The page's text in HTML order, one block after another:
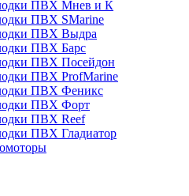
ПВХ Мнев и К
ПВХ SMarine
ПВХ Выдра
ПВХ Барс
ПВХ Посейдон
ПВХ ProfMarine
ПВХ Феникс
ПВХ Форт
ПВХ Reef
ПВХ Гладиатор